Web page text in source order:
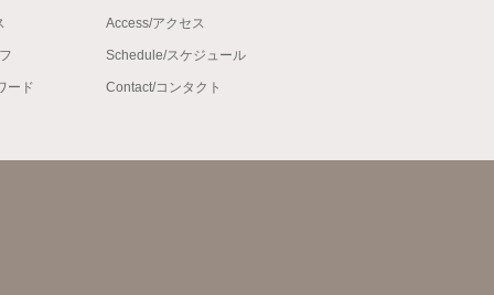
ード
Access/アクセス
Schedule/スケジュール
Contact/コンタクト